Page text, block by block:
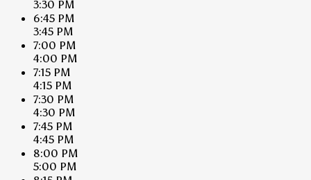
3:30 PM
6:45 PM
3:45 PM
7:00 PM
4:00 PM
7:15 PM
4:15 PM
7:30 PM
4:30 PM
7:45 PM
4:45 PM
8:00 PM
5:00 PM